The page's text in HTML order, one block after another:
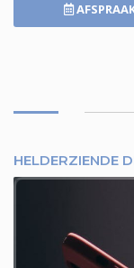
HELDERZIENDE